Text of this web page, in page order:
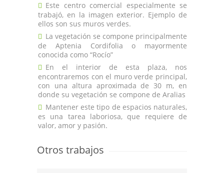
Este centro comercial especialmente se
trabajó, en la imagen exterior. Ejemplo de
ellos son sus muros verdes.
La vegetación se compone principalmente
de Aptenia Cordifolia o mayormente
conocida como “Rocío”
En el interior de esta plaza, nos
encontraremos con el muro verde principal,
con una altura aproximada de 30 m, en
donde su vegetación se compone de Aralias
Mantener este tipo de espacios naturales,
es una tarea laboriosa, que requiere de
valor, amor y pasión.
Otros trabajos